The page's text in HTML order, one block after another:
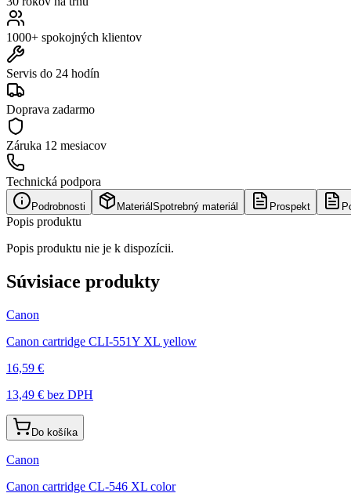
1000+ spokojných klientov
Servis do 24 hodín
Doprava zadarmo
Záruka 12 mesiacov
Technická podpora
Podrobnosti Materiál Spotrebný materiál Prospekt
Popis produktu
Popis produktu nie je k dispozícii.
Súvisiace produkty
Canon
Canon cartridge CLI-551Y XL yellow
16,59 €
13,49 € bez DPH
Do košíka
Canon
Canon cartridge CL-546 XL color